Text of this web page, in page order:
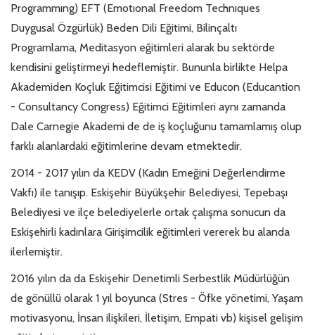
Programmıng) EFT (Emotıonal Freedom Technıques
Duygusal Özgürlük) Beden Dili Eğitimi, Bilinçaltı
Programlama, Meditasyon eğitimleri alarak bu sektörde
kendisini geliştirmeyi hedeflemiştir. Bununla birlikte Helpa
Akademiden Koçluk Eğitimcisi Eğitimi ve Educon (Educantion
- Consultancy Congress) Eğitimci Eğitimleri aynı zamanda
Dale Carnegie Akademi de de iş koçluğunu tamamlamış olup
farklı alanlardaki eğitimlerine devam etmektedir.
2014 - 2017 yılın da KEDV (Kadın Emeğini Değerlendirme
Vakfı) ile tanışıp. Eskişehir Büyükşehir Belediyesi, Tepebaşı
Belediyesi ve ilçe belediyelerle ortak çalışma sonucun da
Eskişehirli kadınlara Girişimcilik eğitimleri vererek bu alanda
ilerlemiştir.
2016 yılın da da Eskişehir Denetimli Serbestlik Müdürlüğün
de gönüllü olarak 1 yıl boyunca (Stres - Öfke yönetimi, Yaşam
motivasyonu, İnsan ilişkileri, İletişim, Empati vb) kişisel gelişim